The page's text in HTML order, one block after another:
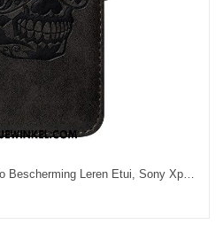
Sony Xperia Xa1 Hoesje Folio Bescherming Leren Etui, Sony Xperia Xa1 Hoesje Zwart All Inclusive